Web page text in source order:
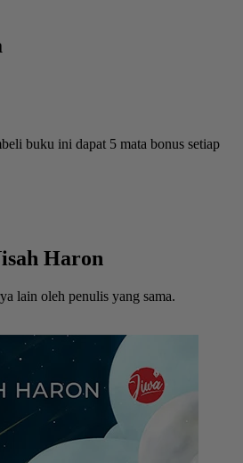
buku ini dapat 5 mata bonus setiap
Haron
lain oleh penulis yang sama.